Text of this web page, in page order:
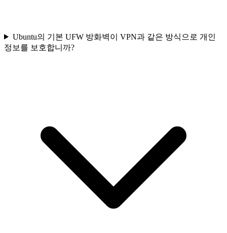
Ubuntu의 기본 UFW 방화벽이 VPN과 같은 방식으로 개인
정보를 보호합니까?